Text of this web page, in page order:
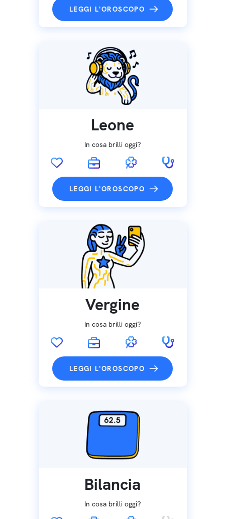
LEGGI L'OROSCOPO
Leone
In cosa brilli oggi?
LEGGI L'OROSCOPO
Vergine
In cosa brilli oggi?
LEGGI L'OROSCOPO
Bilancia
In cosa brilli oggi?